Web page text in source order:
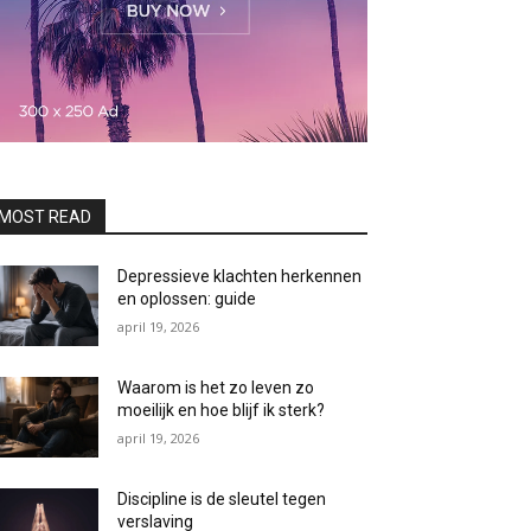
READ
Depressieve klachten herkennen
en oplossen: guide
april 19, 2026
Waarom is het zo leven zo
moeilijk en hoe blijf ik sterk?
april 19, 2026
Discipline is de sleutel tegen
verslaving